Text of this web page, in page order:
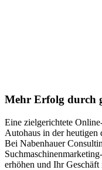
Mehr Erfolg durch
Eine zielgerichtete
Autohaus in der heutigen
Bei Nabenhauer
erhöhen und Ihr Geschäft